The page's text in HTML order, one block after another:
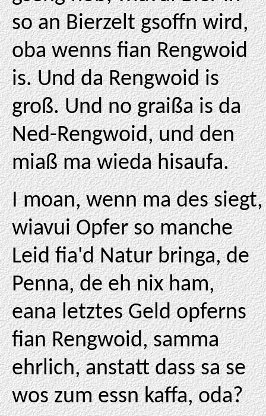
so an Bierzelt gsoffn wird,
oba wenns fian Rengwoid
is. Und da Rengwoid is
groß. Und no graißa is da
Ned-Rengwoid, und den
miaß ma wieda hisaufa.
I moan, wenn ma des siegt,
wiavui Opfer so manche
Leid fia'd Natur bringa, de
Penna, de eh nix ham,
eana letztes Geld opferns
fian Rengwoid, samma
ehrlich, anstatt dass sa se
wos zum essn kaffa, oda?